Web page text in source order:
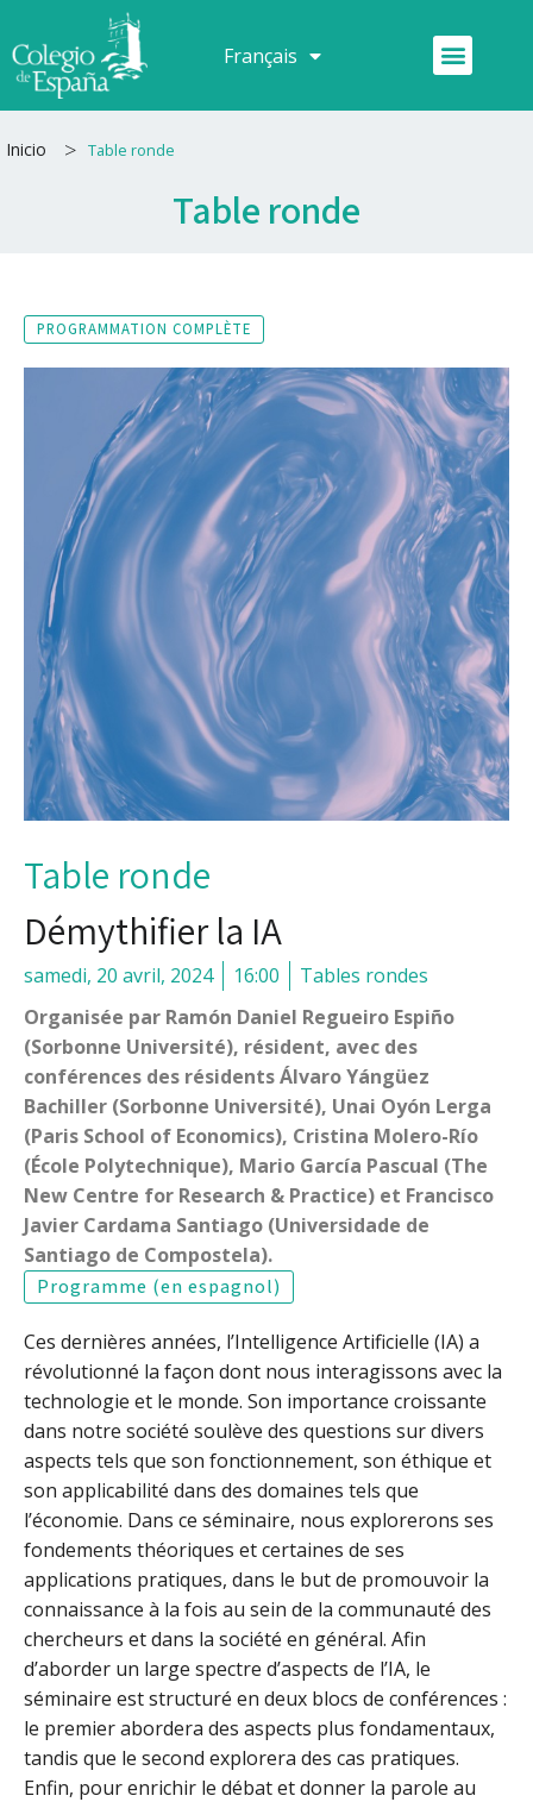
au
contenu
Français
Español Menu
Inicio > Table ronde
Table ronde
PROGRAMMATION COMPLÈTE
Table ronde
Démythifier la IA
samedi, 20 avril, 2024 16:00
Tables rondes
Organisée par Ramón Daniel Regueiro Espiño
(Sorbonne Université), résident, avec des
conférences des résidents Álvaro Yángüez
Bachiller (Sorbonne Université), Unai Oyón Lerga
(Paris School of Economics), Cristina Molero-Río
(École Polytechnique), Mario García Pascual (The
New Centre for Research & Practice) et Francisco
Javier Cardama Santiago (Universidade de
Santiago de Compostela).
Programme (en espagnol)
Ces dernières années, l’Intelligence Artificielle (IA) a
révolutionné la façon dont nous interagissons avec la
technologie et le monde. Son importance croissante
dans notre société soulève des questions sur divers
aspects tels que son fonctionnement, son éthique et
son applicabilité dans des domaines tels que
l’économie. Dans ce séminaire, nous explorerons ses
fondements théoriques et certaines de ses
applications pratiques, dans le but de promouvoir la
connaissance à la fois au sein de la communauté des
chercheurs et dans la société en général. Afin
d’aborder un large spectre d’aspects de l’IA, le
séminaire est structuré en deux blocs de conférences :
le premier abordera des aspects plus fondamentaux,
tandis que le second explorera des cas pratiques.
Enfin, pour enrichir le débat et donner la parole au